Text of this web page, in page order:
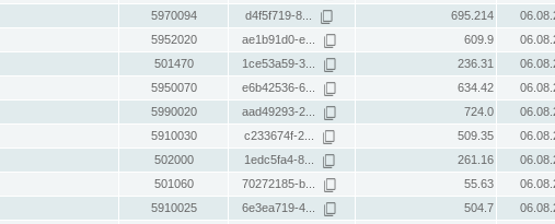
5970094 d4f5f719-8... 695.214
5952020 ae1b91d0-e... 609.9
501470 1ce53a59-3... 236.31
5950070 e6b42536-6... 634.42
5990020 aad49293-2... 724.0
5910030 c233674f-2... 509.35
502000 1edc5fa4-8... 261.16
501060 70272185-b... 55.63
5910025 6e3ea719-4... 504.7